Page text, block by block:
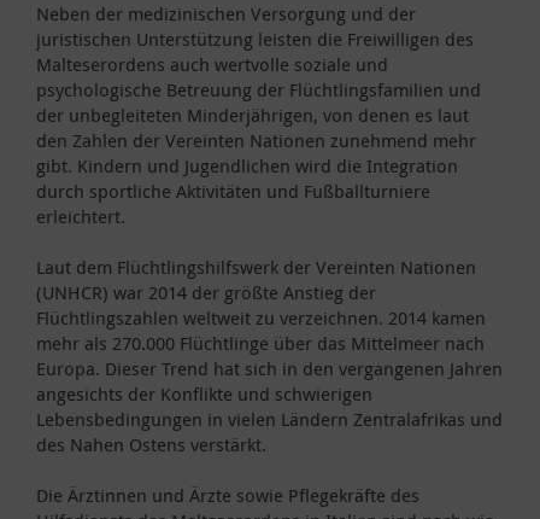
Neben der medizinischen Versorgung und der
juristischen Unterstützung leisten die Freiwilligen des
Malteserordens auch wertvolle soziale und
psychologische Betreuung der Flüchtlingsfamilien und
der unbegleiteten Minderjährigen, von denen es laut
den Zahlen der Vereinten Nationen zunehmend mehr
gibt. Kindern und Jugendlichen wird die Integration
durch sportliche Aktivitäten und Fußballturniere
erleichtert.
Laut dem Flüchtlingshilfswerk der Vereinten Nationen
(UNHCR) war 2014 der größte Anstieg der
Flüchtlingszahlen weltweit zu verzeichnen. 2014 kamen
mehr als 270.000 Flüchtlinge über das Mittelmeer nach
Europa. Dieser Trend hat sich in den vergangenen Jahren
angesichts der Konflikte und schwierigen
Lebensbedingungen in vielen Ländern Zentralafrikas und
des Nahen Ostens verstärkt.
Die Ärztinnen und Ärzte sowie Pflegekräfte des